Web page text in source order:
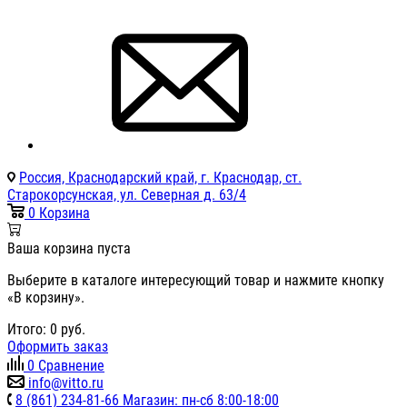
Россия, Краснодарский край, г. Краснодар, ст.
Старокорсунская, ул. Северная д. 63/4
0 Корзина
Ваша корзина пуста
Выберите в каталоге интересующий товар и нажмите кнопку
«В корзину».
Итого: 0 руб.
Оформить заказ
0 Сравнение
info@vitto.ru
8 (861) 234-81-66 Магазин: пн-сб 8:00-18:00